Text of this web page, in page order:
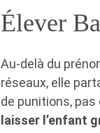
Élever
Au-delà du
réseaux, elle
de punitions, pas
laisser l’enfant